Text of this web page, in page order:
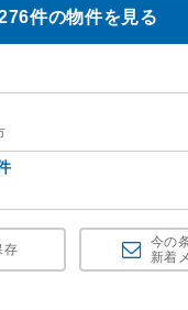
件の物件を見る
存
今の
新着